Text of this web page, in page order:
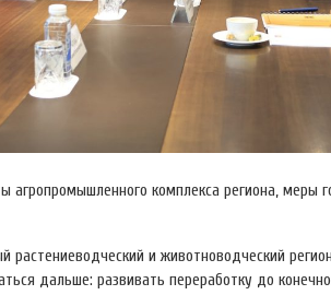
комплекса региона, меры
растениеводческий и животноводческий
дальше: развивать переработку до